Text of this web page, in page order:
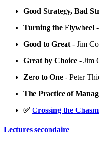
Good Strategy, Bad
Turning the Flywheel
Good to Great - Jim
Great by Choice - Jim
Zero to One - Peter
The Practice of
✅ Crossing the Chasm
Lectures secondaire